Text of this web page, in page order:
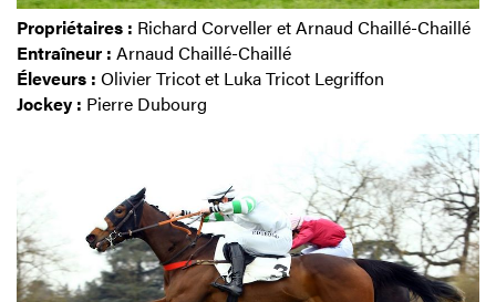
Propriétaires : Richard Corveller et Arnaud Chaillé-Chaillé
Entraîneur : Arnaud Chaillé-Chaillé
Éleveurs : Olivier Tricot et Luka Tricot Legriffon
Jockey : Pierre Dubourg